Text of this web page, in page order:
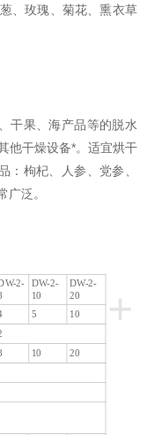
、玫瑰、菊花、熏衣草
果、海产品等的脱水
他干燥设备*。适宜烘干
：枸杞、人参、党参、
广泛。
+
2-
DW-2-
10
DW-2-
20
5
10
10
20